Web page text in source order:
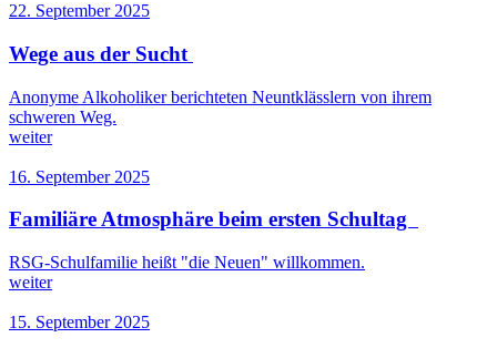
22. September 2025
Wege aus der Sucht
Anonyme Alkoholiker berichteten Neuntklässlern von ihrem
schweren Weg.
weiter
16. September 2025
Familiäre Atmosphäre beim ersten Schultag
RSG-Schulfamilie heißt "die Neuen" willkommen.
weiter
15. September 2025